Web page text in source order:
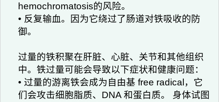
hemochromatosis的风险。
• 反复输血。因为它绕过了肠道对铁吸收的防
御。
过量的铁积聚在肝脏、心脏、关节和其他组织
中。铁过量可能会导致以下症状和健康问题：
• 过量的游离铁会成为自由基 free radical，它
们会攻击细胞脂质、DNA 和蛋白质。 身体试图